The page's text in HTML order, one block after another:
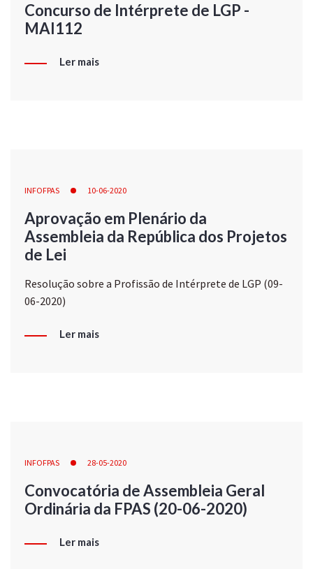
Concurso de Intérprete de LGP -
MAI112
Ler mais
INFOFPAS 10-06-2020
Aprovação em Plenário da
Assembleia da República dos Projetos
de Lei
Resolução sobre a Profissão de Intérprete de LGP (09-
06-2020)
Ler mais
INFOFPAS 28-05-2020
Convocatória de Assembleia Geral
Ordinária da FPAS (20-06-2020)
Ler mais